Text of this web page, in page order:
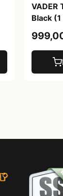
VADER
Black